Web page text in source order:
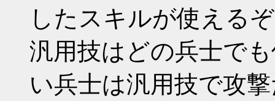
したスキルが使える
汎用技はどの兵士で
い兵士は汎用技で攻